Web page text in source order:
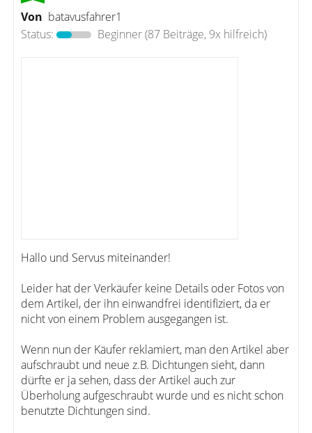
Von batavusfahrer1
Status:
Beginner(87 Beiträge, 9x hilfreich)
Hallo und Servus miteinander!
Leider hat der Verkäufer keine Details oder Fotos von
dem Artikel, der ihn einwandfrei identifiziert, da er
nicht von einem Problem ausgegangen ist.
Wenn nun der Käufer reklamiert, man den Artikel aber
aufschraubt und neue z.B. Dichtungen sieht, dann
dürfte er ja sehen, dass der Artikel auch zur
Überholung aufgeschraubt wurde und es nicht schon
benutzte Dichtungen sind.